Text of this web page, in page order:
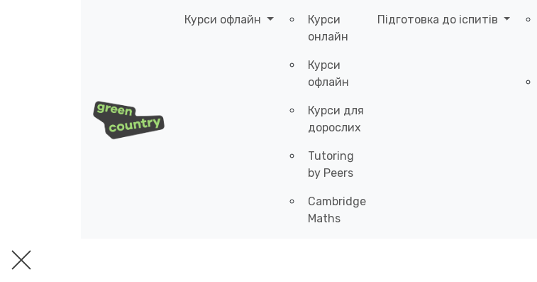
Курси офлайн
Курси
онлайн
Курси
офлайн
Курси для
дорослих
Tutoring
by Peers
Cambridge
Maths
Підготовка до іспитів